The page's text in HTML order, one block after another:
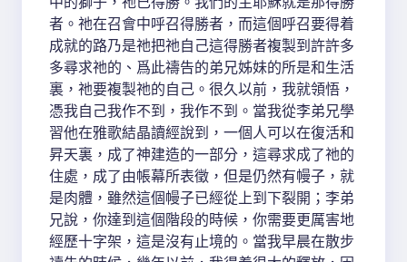
者。祂在召會中呼召得勝者，而這個呼召要得着
成就的路乃是祂把祂自己這得勝者複製到許許多
多尋求祂的、爲此禱告的弟兄姊妹的所是和生活
裏，祂要複製祂的自己。很久以前，我就領悟，
憑我自己我作不到，我作不到。當我從李弟兄學
習他在雅歌結晶讀經說到，一個人可以在復活和
昇天裏，成了神建造的一部分，這尋求成了祂的
住處，成了由帳幕所表徵，但是仍然有幔子，就
是肉體，雖然這個幔子已經從上到下裂開；李弟
兄說，你達到這個階段的時候，你需要更厲害地
經歷十字架，這是沒有止境的。當我早晨在散步